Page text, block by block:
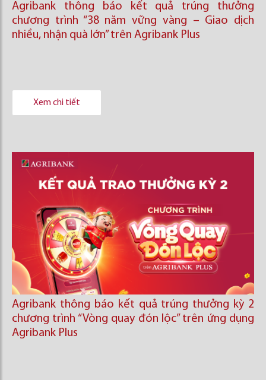
Agribank thông báo kết quả trúng thưởng
chương trình “38 năm vững vàng – Giao dịch
nhiều, nhận quà lớn” trên Agribank Plus
Xem chi tiết
Agribank thông báo kết quả trúng thưởng kỳ 2
chương trình “Vòng quay đón lộc’’ trên ứng dụng
Agribank Plus